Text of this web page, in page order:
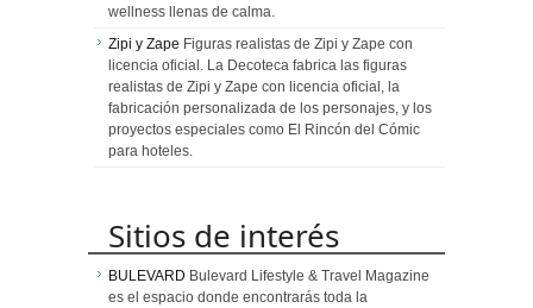
wellness llenas de calma.
Zipi y Zape Figuras realistas de Zipi y Zape con
licencia oficial. La Decoteca fabrica las figuras
realistas de Zipi y Zape con licencia oficial, la
fabricación personalizada de los personajes, y los
proyectos especiales como El Rincón del Cómic
para hoteles.
Sitios de interés
BULEVARD Bulevard Lifestyle & Travel Magazine
es el espacio donde encontrarás toda la